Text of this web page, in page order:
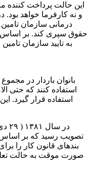
این حالت پرداخت کننده
و نه کارفرما خواهد بود.
درمانی سازمان
به تایید سازمان
استفاده قرار گیرد.
صورت موقت به حالت